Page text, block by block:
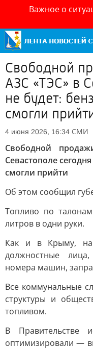
Важное о
Свободной
АЗС «ТЭС» в
не будет:
смогли
4 июня 2026, 16:34 СМИ
Свободной
Севастополе
смогли прийти
Об этом сообщил
Топливо по
литров в одни руки.
Как и в Крыму, на
должностные
номера машин,
Все коммунальные
структуры и
топливом.
В Правительстве
оптимизировали —